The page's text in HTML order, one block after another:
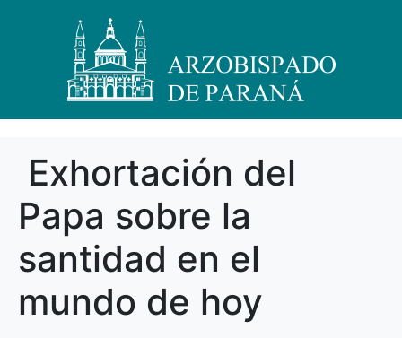
Exhortación del
Papa sobre la
santidad en el
mundo de hoy